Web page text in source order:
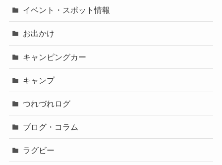
イベント・スポット情報
お出かけ
キャンピングカー
キャンプ
つれづれログ
ブログ・コラム
ラグビー